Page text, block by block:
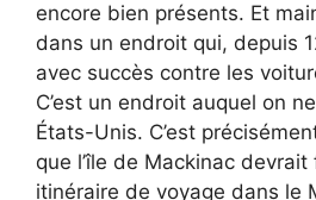
encore bien présents. Et
dans un endroit qui, depuis
avec succès contre les
C’est un endroit auquel on
États-Unis. C’est
que l’île de Mackinac
itinéraire de voyage dans le